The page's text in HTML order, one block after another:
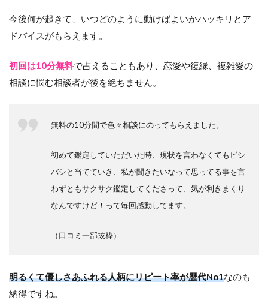
今後何が起きて、いつどのように動けばよいかハッキリとア
ドバイスがもらえます。
初回は10分無料で占えることもあり、恋愛や復縁、複雑愛の
相談に悩む相談者が後を絶ちません。
無料の10分間で色々相談にのってもらえました。
初めて鑑定していただいた時、現状を言わなくてもビシ
バシと当てていき、私が聞きたいなって思ってる事を言
わずともサクサク鑑定してくださって、気が利きまくり
なんですけど！って毎回感動してます。
（口コミ一部抜粋）
明るくて優しさあふれる人柄にリピート率が歴代No1なのも
納得ですね。